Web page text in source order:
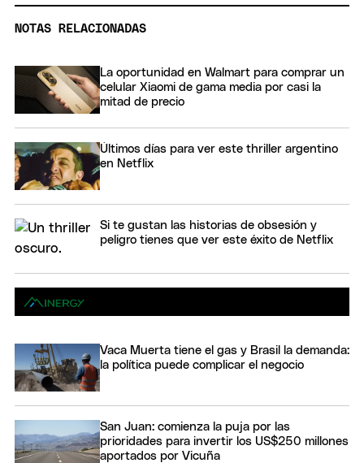
NOTAS RELACIONADAS
La oportunidad en Walmart para comprar un
celular Xiaomi de gama media por casi la
mitad de precio
Últimos días para ver este thriller argentino
en Netflix
Si te gustan las historias de obsesión y
peligro tienes que ver este éxito de Netflix
Vaca Muerta tiene el gas y Brasil la demanda:
la política puede complicar el negocio
San Juan: comienza la puja por las
prioridades para invertir los US$250 millones
aportados por Vicuña